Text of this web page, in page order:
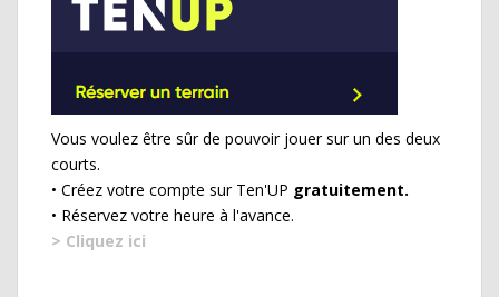
Vous voulez être sûr de pouvoir jouer sur un des deux
courts.
• Créez votre compte sur Ten'UP gratuitement.
• Réservez votre heure à l'avance.
> Cliquez ici